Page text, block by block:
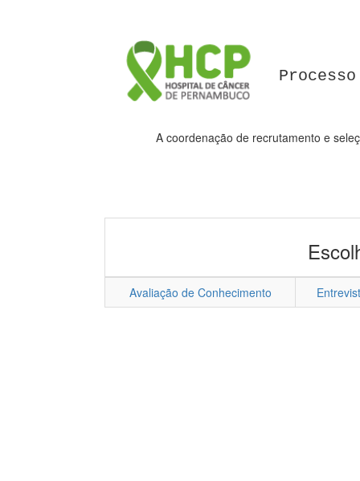
A coordenação de recrutamento e
Avaliação de Conhecimento